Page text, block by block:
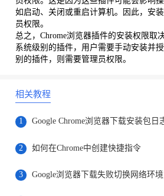
如启动、关闭或重启计算机。因此，安
员权限。
总之，Chrome浏览器插件的安装权限取
系统级别的插件，用户需要手动安装并
别的插件，则需要管理员权限。
相关教程
1
2 如何在Chrome中创建快捷指令
3 Google浏览器下载失败切换网络环